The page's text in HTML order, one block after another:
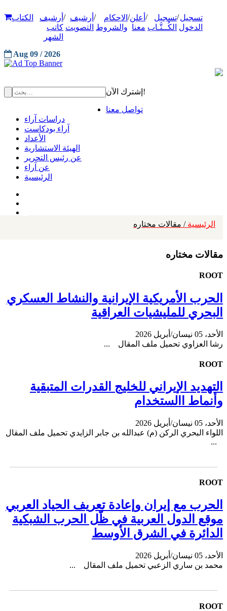
تسجيل
الدخول
/تسجيل
الكُــتَّـاب
/ أعلن
معنا
/ الاحكام
والشروط
/ أرشيف
التصويت
/ أرشيف
كاتب
الشهر
الكتاب
Aug 09 / 2026
إشترك الآن!
تواصل معنا
دراسات آراء
آراء بودكاست
الأعداد
الهيئة الاستشارية
عن رئيس التحرير
عن آراء
الرئيسية
الرئيسية / مقالات مختاره
مقالات مختاره
ROOT
الحرب الأمريكية الإيرانية والنشاط العسكري
البحري للمليشيات العراقية
الأحد، 05 نيسان/أبريل 2026
رشا العزاوي تحميل ملف المقال ...
ROOT
التهديد الإيراني للخليج القدرات المتبقية
وأنماط االستخدام
الأحد، 05 نيسان/أبريل 2026
اللواء البحري الركن (م) عبدالله بن جابر الزايدي تحميل ملف المقال
...
ROOT
الحرب مع إيران وإعادة تعريف الحياد العربي
موقع الدول العربية في ظّل الحرب الشبكية
الدائرة في الشرق الأوسط
الأحد، 05 نيسان/أبريل 2026
محمد بن ساري الزعبي تحميل ملف المقال ...
ROOT